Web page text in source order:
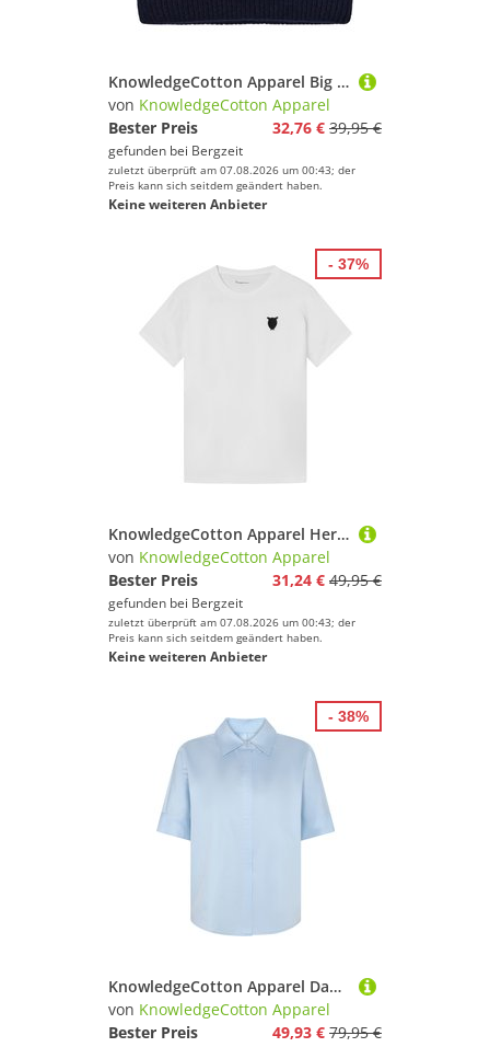
KnowledgeCotton Apparel Big Rib Mütze
von KnowledgeCotton Apparel
Bester Preis
32,76 € 39,95 €
gefunden bei Bergzeit
zuletzt überprüft am 07.08.2026 um 00:43; der
Preis kann sich seitdem geändert haben.
Keine weiteren Anbieter
KnowledgeCotton Apparel Herren Chest Embroidery T-Shirt
von KnowledgeCotton Apparel
Bester Preis
31,24 € 49,95 €
gefunden bei Bergzeit
zuletzt überprüft am 07.08.2026 um 00:43; der
Preis kann sich seitdem geändert haben.
Keine weiteren Anbieter
- 37%
KnowledgeCotton Apparel Damen Satin Bluse
von KnowledgeCotton Apparel
Bester Preis
49,93 € 79,95 €
- 38%